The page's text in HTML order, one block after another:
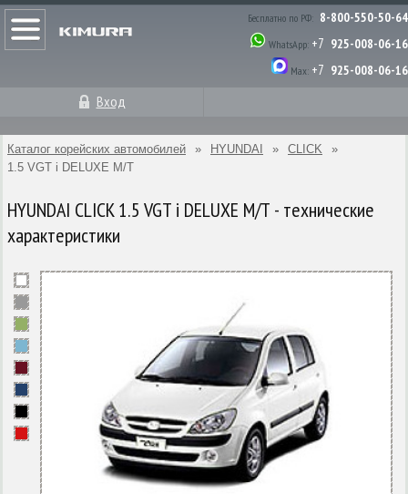
Бесплатно по РФ: 8-800-550-50-64
WhatsApp: +7 925-008-06-16
Max: +7 925-008-06-16
Вход
Каталог корейских автомобилей » HYUNDAI » CLICK
»
1.5 VGT i DELUXE M/T
HYUNDAI CLICK 1.5 VGT i DELUXE M/T - технические
характеристики